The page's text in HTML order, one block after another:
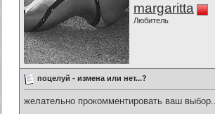
margaritta
Любитель
поцелуй - измена или нет...?
желательно прокомментировать ваш выбор...